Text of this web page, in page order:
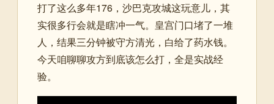
打了这么多年176，沙巴克攻城这玩意儿，其
实很多行会就是瞎冲一气。皇宫门口堵了一堆
人，结果三分钟被守方清光，白给了药水钱。
今天咱聊聊攻方到底该怎么打，全是实战经
验。